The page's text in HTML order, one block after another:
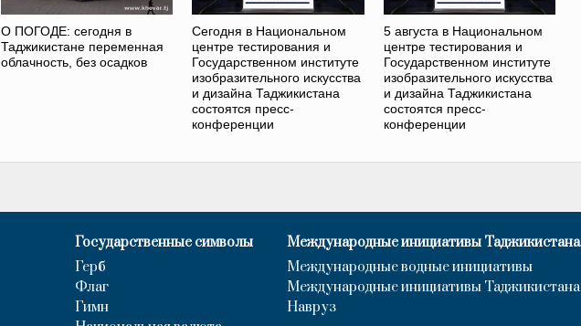
О ПОГОДЕ: сегодня в
Таджикистане переменная
облачность, без осадков
Сегодня в Национальном
центре тестирования и
Государственном институте
изобразительного искусства
и дизайна Таджикистана
состоятся пресс-
конференции
5 августа в Национальном
центре тестирования и
Государственном институте
изобразительного искусства
и дизайна Таджикистана
состоятся пресс-
конференции
Государственные символы
Герб
Флаг
Гимн
Международные инициативы Таджикистана
Международные водные инициативы
Международные инициативы Таджикистана
Навруз